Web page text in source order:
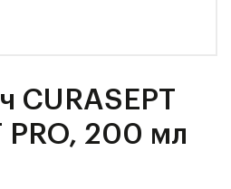
CURASEPT
PRO, 200 мл